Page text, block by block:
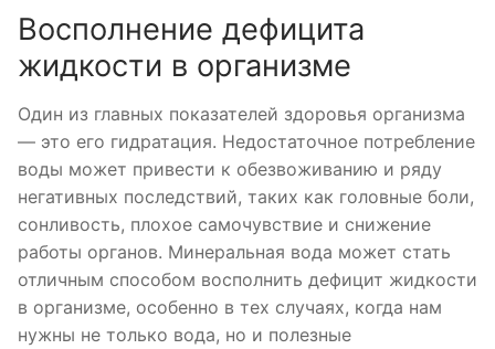
Восполнение дефицита
жидкости в организме
Один из главных показателей здоровья организма
— это его гидратация. Недостаточное потребление
воды может привести к обезвоживанию и ряду
негативных последствий, таких как головные боли,
сонливость, плохое самочувствие и снижение
работы органов. Минеральная вода может стать
отличным способом восполнить дефицит жидкости
в организме, особенно в тех случаях, когда нам
нужны не только вода, но и полезные